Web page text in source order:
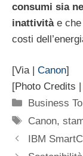
consumi sia
inattivitàe che
costi
[Via | Canon]
[Photo Credits |
Categorie
Business
Tag
Canon,
IBM